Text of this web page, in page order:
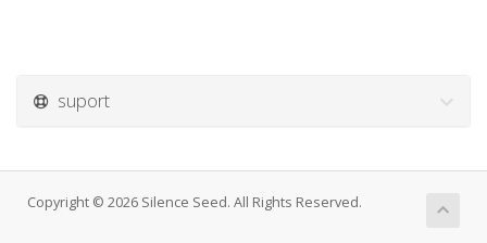
suport
Copyright © 2026 Silence Seed. All Rights Reserved.